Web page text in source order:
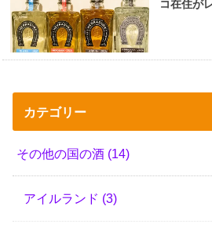
コ在住が
カテゴリー
その他の国の酒 (14)
アイルランド (3)